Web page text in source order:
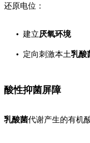
还原电位：
建立厌氧环境
定向刺激本土乳酸
酸性抑菌屏障
乳酸菌代谢产生的有机